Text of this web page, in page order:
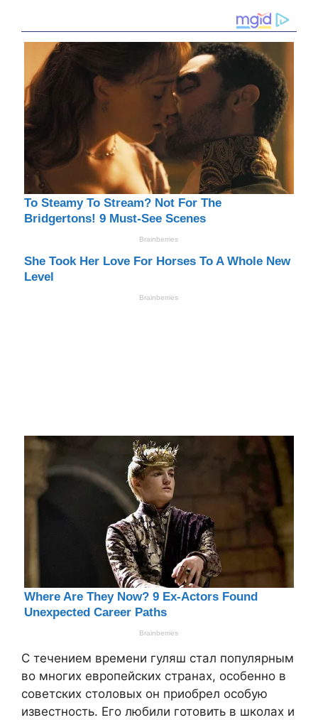
С течением времени гуляш стал популярным
во многих европейских странах, особенно в
советских столовых он приобрел особую
известность. Его любили готовить в школах и